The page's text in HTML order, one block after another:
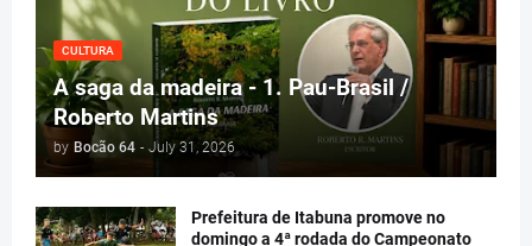
CULTURA
A saga da madeira - 1. Pau-Brasil /
Roberto Martins
by Bocão 64 - July 31, 2026
Prefeitura de Itabuna promove no
domingo a 4ª rodada do Campeonato